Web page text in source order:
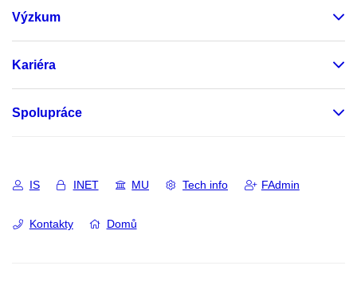
Výzkum
Kariéra
Spolupráce
IS INET MU Tech info FAdmin
Kontakty Domů